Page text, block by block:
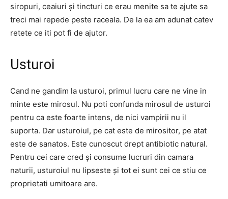
siropuri, ceaiuri și tincturi ce erau menite sa te ajute sa
treci mai repede peste raceala. De la ea am adunat catev
retete ce iti pot fi de ajutor.
Usturoi
Cand ne gandim la usturoi, primul lucru care ne vine in
minte este mirosul. Nu poti confunda mirosul de usturoi
pentru ca este foarte intens, de nici vampirii nu il
suporta. Dar usturoiul, pe cat este de mirositor, pe atat
este de sanatos. Este cunoscut drept antibiotic natural.
Pentru cei care cred și consume lucruri din camara
naturii, usturoiul nu lipseste și tot ei sunt cei ce stiu ce
proprietati umitoare are.